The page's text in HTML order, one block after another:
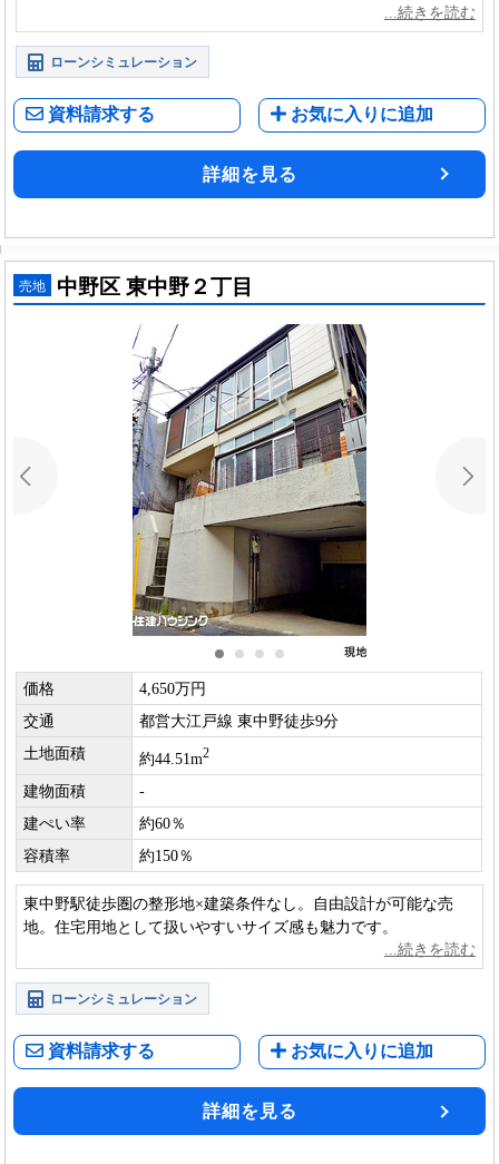
ローンシミュレーション
資料請求する お気に入りに追加
詳細を見る
売地 中野区 東中野２丁目
価格
4,650万円
交通
都営大江戸線 東中野徒歩9分
土地面積
約44.51m2
建物面積
-
建ぺい率
約60％
容積率
約150％
東中野駅徒歩圏の整形地×建築条件なし。自由設計が可能な売
地。住宅用地として扱いやすいサイズ感も魅力です。
ローンシミュレーション
資料請求する お気に入りに追加
詳細を見る